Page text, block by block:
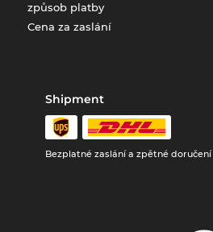
způsob platby
Cena za zaslání
Shipment
Bezplatné zaslání a zpětné doručení